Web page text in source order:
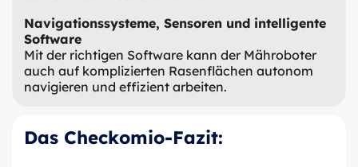
Navigationssysteme, Sensoren und intelligente
Software
Mit der richtigen Software kann der Mähroboter
auch auf komplizierten Rasenflächen autonom
navigieren und effizient arbeiten.
Das Checkomio-Fazit: